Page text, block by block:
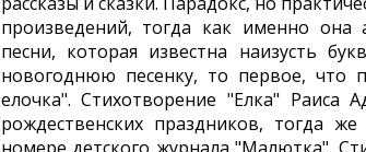
произведений, тогда как именно она
песни, которая известна наизусть
новогоднюю песенку, то первое, что
елочка". Стихотворение "Елка" Раиса
рождественских праздников, тогда